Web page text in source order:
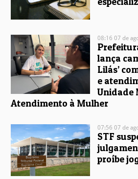
08:16 07 de
lança
Lilás’
e
Unidade
Atendimento à Mulher
07:56 07 de
STF
proíbe